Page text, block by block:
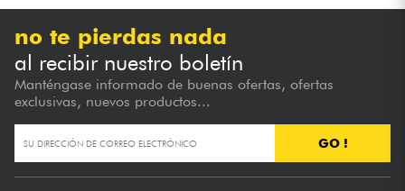
no te pierdas nada
al recibir nuestro boletín
Manténgase informado de buenas ofertas, ofertas
exclusivas, nuevos productos...
GO !